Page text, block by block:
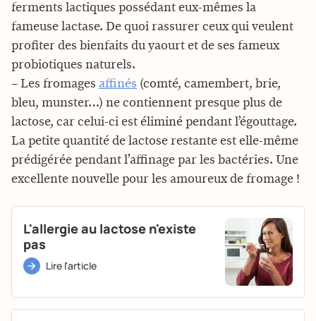
ferments lactiques possédant eux-mêmes la
fameuse lactase. De quoi rassurer ceux qui veulent
profiter des bienfaits du yaourt et de ses fameux
probiotiques naturels.
– Les fromages affinés (comté, camembert, brie,
bleu, munster…) ne contiennent presque plus de
lactose, car celui-ci est éliminé pendant l’égouttage.
La petite quantité de lactose restante est elle-même
prédigérée pendant l’affinage par les bactéries. Une
excellente nouvelle pour les amoureux de fromage !
L'allergie au lactose n'existe
pas
Lire l'article